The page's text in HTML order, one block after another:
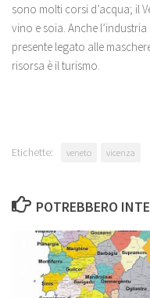
sono molti corsi d’acqua; il
vino e soia. Anche
presente legato alle
risorsa è il turismo.
Etichette: veneto vicenza
POTREBBERO